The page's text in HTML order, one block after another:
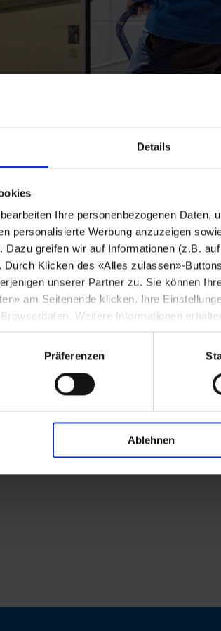
Details
Ihre personenbezogenen Daten,
personalisierte Werbung anzuzeigen
Dazu greifen wir auf Informationen (z.B.
Klicken des «Alles zulassen»-
unserer Partner zu. Sie können
am Seitenende klicken. Ihre
Weitere Informationen
Präferenzen
Ablehnen